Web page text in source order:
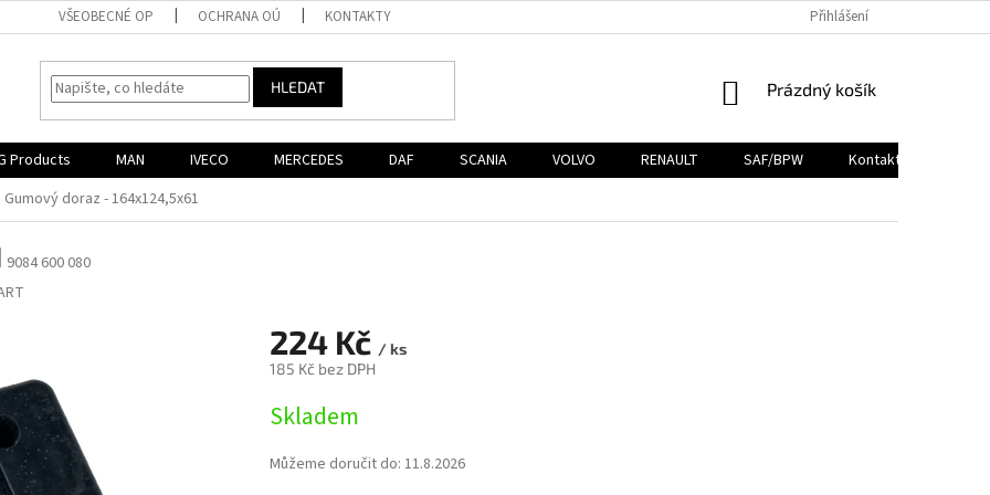
VŠEOBECNÉ OP OCHRANA OÚ KONTAKTY Přihlášení
HLEDAT
NÁKUPNÍ
Prázdný košík
Products MAN IVECO MERCEDES DAF SCANIA VOLVO RENAULT SAF/BPW
Kontakty
Gumový doraz - 164x124,5x61
9084 600 080
224 Kč / ks
185 Kč bez DPH
cena:
Skladem
Můžeme doručit do: 11.8.2026